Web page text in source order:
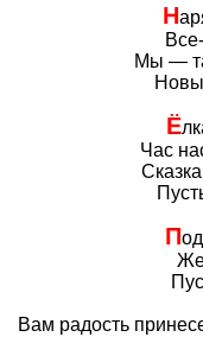
Н
Мы —
Ё
Час
П
Вам радость